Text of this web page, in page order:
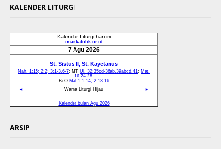
KALENDER LITURGI
ARSIP